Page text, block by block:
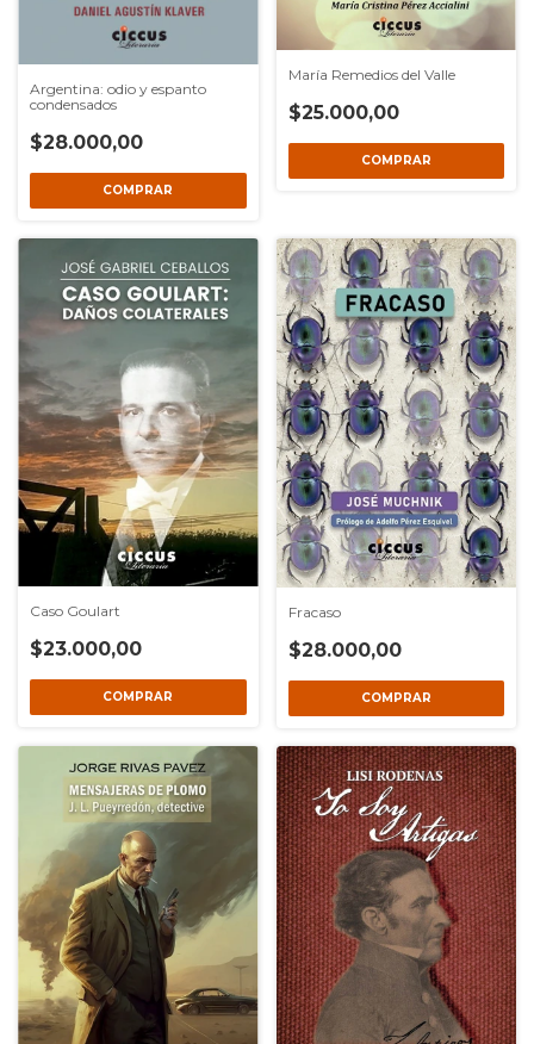
Argentina: odio y espanto
condensados
$28.000,00
María Remedios del Valle
$25.000,00
Caso Goulart
$23.000,00
Fracaso
$28.000,00